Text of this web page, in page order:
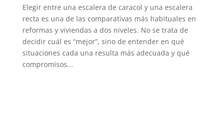
Elegir entre una escalera de caracol y una escalera
recta es una de las comparativas más habituales en
reformas y viviendas a dos niveles. No se trata de
decidir cuál es “mejor”, sino de entender en qué
situaciones cada una resulta más adecuada y qué
compromisos...